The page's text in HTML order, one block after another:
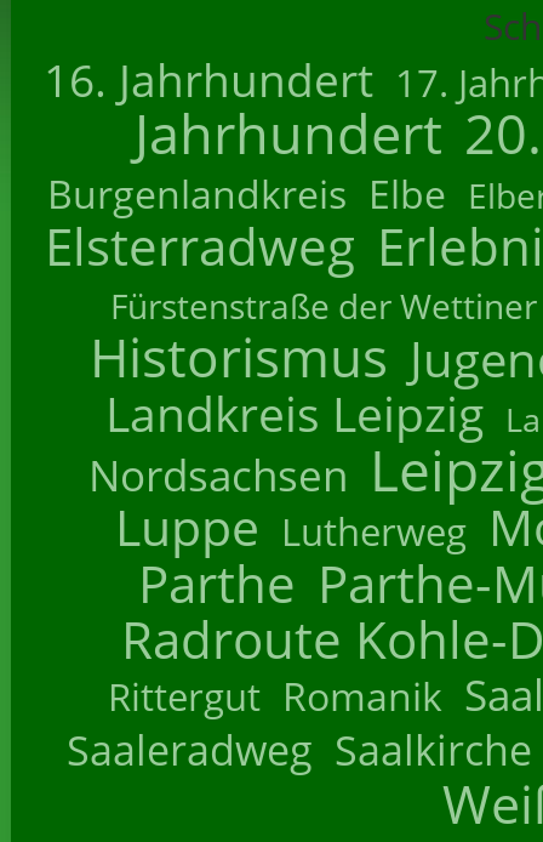
16. Jahrhundert 17.
Jahrhundert
Burgenlandkreis Elbe
Elsterradweg
Fürstenstraße der Wettiner
Historismus
Landkreis Leipzig
Nordsachsen
Luppe Lutherweg
Parthe Parthe-
Radroute Kohle-
Rittergut Romanik
Saaleradweg Saalkirche